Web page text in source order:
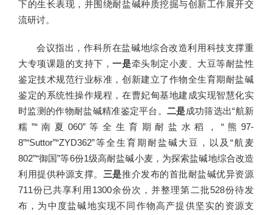
下的生长表现，并围绕耐盐碱种质挖掘与创新工作展开交
流研讨。
会议指出，作科所在盐碱地综合改造利用科技支撑重
大专项课题的支持下，一是牵头制定小麦、大豆等耐盐性
鉴定技术规范行业标准，创新建立了作物全生育期耐盐碱
鉴定的系统性操作规程，在曹妃甸基地建成实现智慧化实
时监测的作物耐盐碱精准鉴定平台。二是成功筛选出“航新
糯”“南夏060”等全生育期耐盐水稻，“熊97-
8”“Suttor”“ZYD362”等全生育期耐盐碱大豆，以及“航麦
802”“御国”等6份1级高耐盐碱小麦，为探索盐碱地综合改造
利用提供种源支撑。 三是推介发布的首批耐盐碱优异资源
711份已共享利用1300余份次，并整理第二批528份待发
布，为中度盐碱地实现不同作物高产提供坚实的资源支